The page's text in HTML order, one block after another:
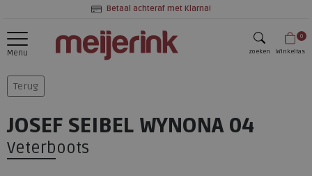
Betaal achteraf met Klarna!
Menu zoeken
0
Winkeltas
Terug
JOSEF SEIBEL WYNONA 04
Veterboots